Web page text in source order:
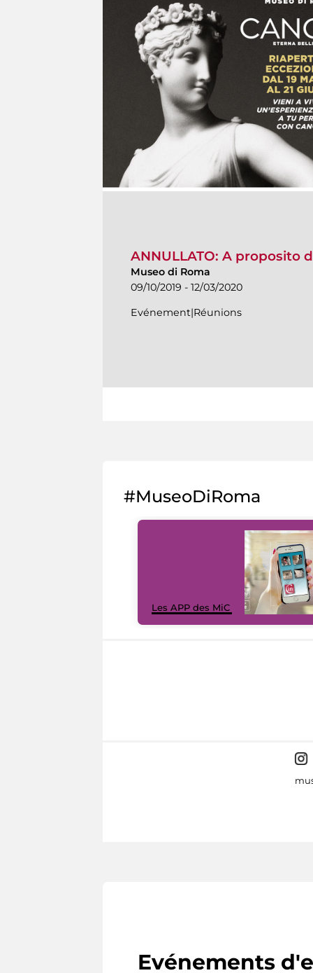
ANNULLATO: A proposito
Museo di Roma
09/10/2019 - 12/03/2020
Evénement|Réunions
#MuseoDiRoma
Les APP des MiC
Evénements